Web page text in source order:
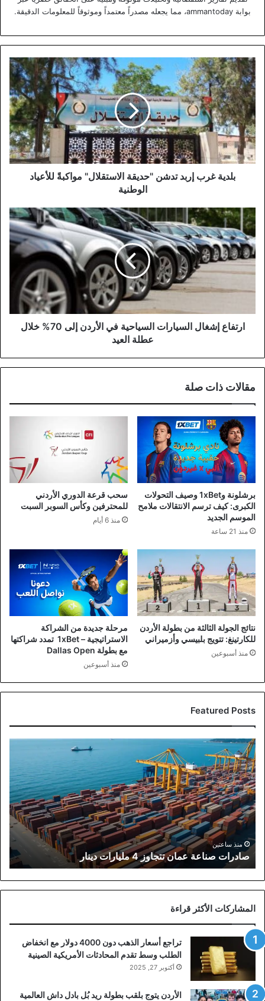
بوابة ammantoday، مما يجعله مصدراً معتمداً وموثوقاً للمعلومات الدقيقة.
بلدية
غرب
إربد
تدشن
"حديقة
الاستقلال"
مواكبةً
للأعياد
الوطنية
بلدية غرب إربد تدشن "حديقة الاستقلال" مواكبةً للأعياد
الوطنية
ارتفاع
إشغال
السيارات
السياحية
في
الأردن
خلال
عطلة
ارتفاع إشغال السيارات السياحية في الأردن إلى 70% خلال
عطلة العيد
مقالات ذات صلة
برشلونة و1xBet وصيف التحولات
الكبرى: كيف ترسم الانتقالات ملامح
الموسم الجديد
منذ 21 ساعة
سحب قرعة الدوري الأردني
للمحترفين وكأس السوبر السبت
منذ 6 أيام
نتائج الجولة الثالثة من بطولة الأردن
للكارتينغ: تتويج بلبيسي وأزميراني
منذ أسبوعين
مرحلة جديدة من الشراكة
الاستراتيجية – 1xBet تمدد شراكتها
مع بطولة Dallas Open
منذ أسبوعين
Featured Posts
صادرات
صناعة
عمان
تتجاوز
4
مليارات
دينار
منذ ساعتين
صادرات صناعة عمان تتجاوز 4 مليارات دينار
المشاركات الأكثر قراءة
تراجع أسعار الذهب دون 4000 دولار مع انخفاض
الطلب وسط تقدم المحادثات الأمريكية الصينية
أكتوبر 27, 2025
الأردن يتوج بلقب بطولة ريد بُل بادل داش العالمية